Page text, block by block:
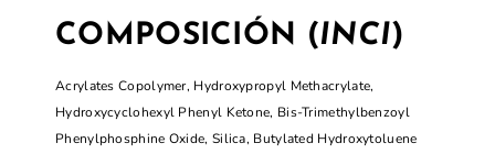
COMPOSICIÓN (INCI)
Acrylates Copolymer, Hydroxypropyl Methacrylate,
Hydroxycyclohexyl Phenyl Ketone, Bis-Trimethylbenzoyl
Phenylphosphine Oxide, Silica, Butylated Hydroxytoluene